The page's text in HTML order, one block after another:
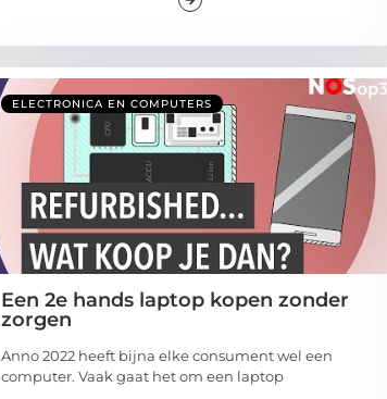
ELECTRONICA EN COMPUTERS
Een 2e hands laptop kopen zonder
zorgen
Anno 2022 heeft bijna elke consument wel een
computer. Vaak gaat het om een laptop